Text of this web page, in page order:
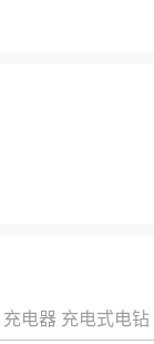
充电器 充电式电钻